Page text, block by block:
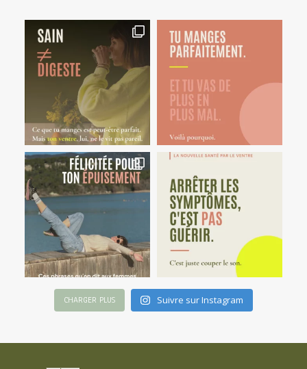
CHARGER PLUS Suivre sur Instagram